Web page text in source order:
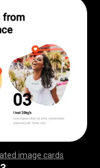
image cards
,,,,,,,,,,,,,,,,,,,
,,,,,,,,,,,,,,,,,,,
,,,,,,,,,,,,,,,,,